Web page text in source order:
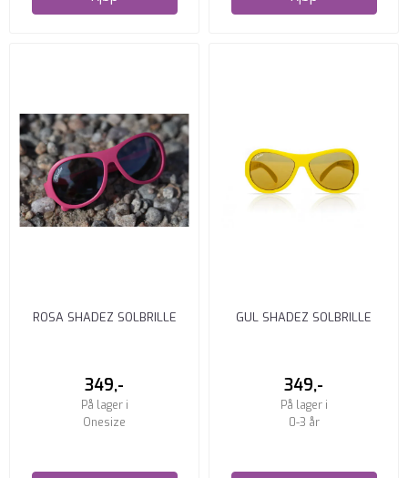
ROSA SHADEZ SOLBRILLE
349,-
På lager i
Onesize
GUL SHADEZ SOLBRILLE
349,-
På lager i
0-3 år